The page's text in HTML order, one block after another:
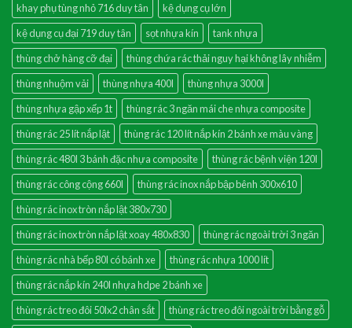
khay phụ tùng nhỏ 716 duy tân
kệ dụng cụ lớn
kệ dụng cụ đại 719 duy tân
sọt nhựa kín
tank nhựa
thùng chở hàng cỡ đại
thùng chứa rác thải nguy hại không lây nhiễm
thùng nhuộm vải
thùng nhựa 400l
thùng nhựa 3000l
thùng nhựa gập xếp 1t
thùng rác 3 ngăn mái che nhựa composite
thùng rác 25 lít nắp lật
thùng rác 120 lít nắp kín 2 bánh xe màu vàng
thùng rác 480l 3 bánh đặc nhựa composite
thùng rác bệnh viện 120l
thùng rác công cộng 660l
thùng rác inox nắp bập bênh 300x610
thùng rác inox tròn nắp lật 380x730
thùng rác inox tròn nắp lật xoay 480x830
thùng rác ngoài trời 3 ngăn
thùng rác nhà bếp 80l có bánh xe
thùng rác nhựa 1000 lít
thùng rác nắp kín 240l nhựa hdpe 2 bánh xe
thùng rác treo đôi 50lx2 chân sắt
thùng rác treo đôi ngoài trời bằng gỗ